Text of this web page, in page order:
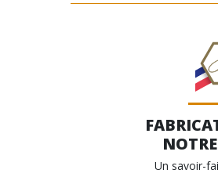
Un savoir-